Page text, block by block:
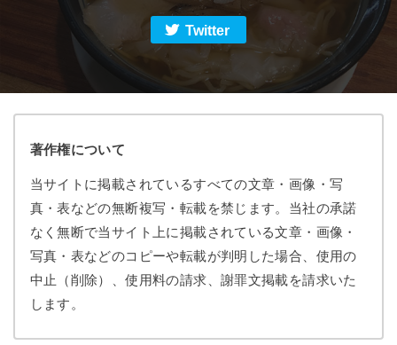
Twitter
著作権について
当サイトに掲載されているすべての文章・画像・写
真・表などの無断複写・転載を禁じます。当社の承諾
なく無断で当サイト上に掲載されている文章・画像・
写真・表などのコピーや転載が判明した場合、使用の
中止（削除）、使用料の請求、謝罪文掲載を請求いた
します。